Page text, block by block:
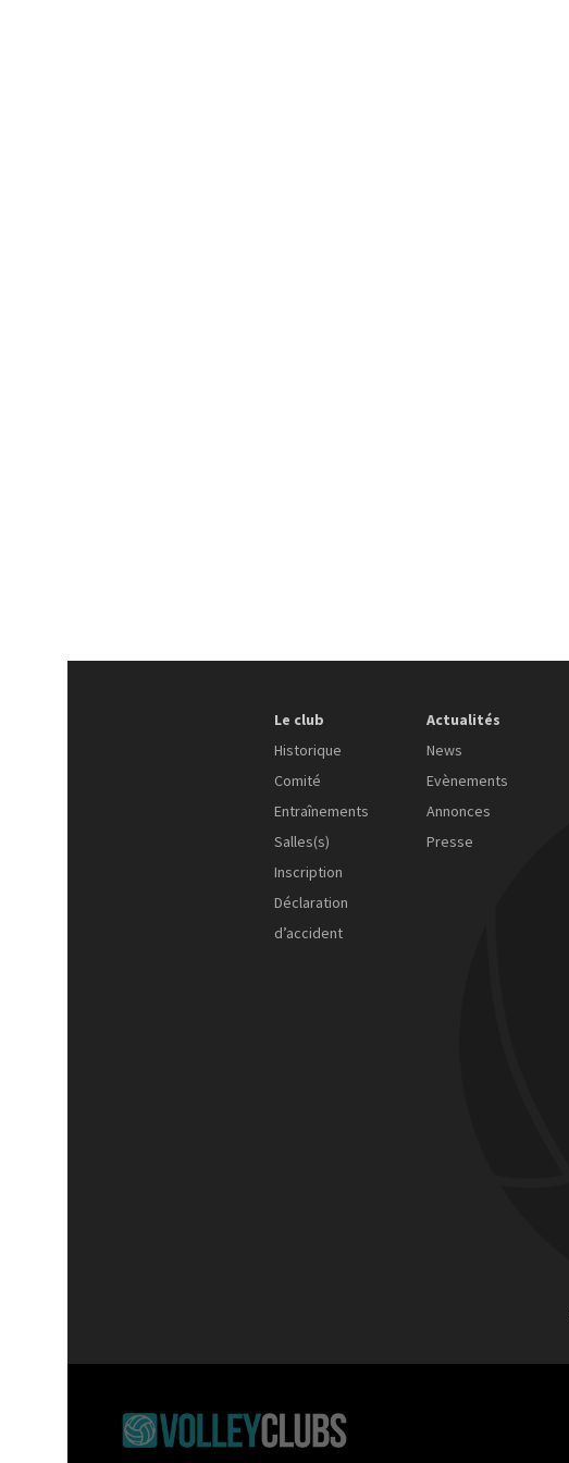
Le club
Historique
Comité
Entraînements
Salles(s)
Inscription
Déclaration
d’accident
Actualités
News
Evènements
Annonces
Presse